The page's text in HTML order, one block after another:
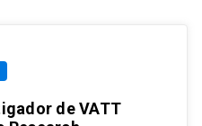
de VATT